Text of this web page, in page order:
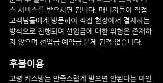
스 서비스를 받으시면 됩니다. 매니저들이 직접
고객님들에게 방문하여 직접 현장에서 결제하는
방식으로 진행되며 선입금에 대한 위험은 존재하
지 않으며 선입금 예약금 문제 된적 없습니다.
후불이용
고령 키스방는 만족스럽게 받으면 안된다는 마인